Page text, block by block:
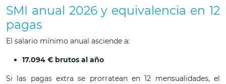
SMI anual 2026 y equivalencia en 12
pagas
El salario mínimo anual asciende a:
17.094 € brutos al año
Si las pagas extra se prorratean en 12 mensualidades, el